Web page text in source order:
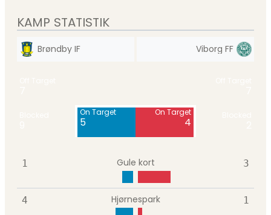
KAMP STATISTIK
Brøndby IF Viborg FF
On Target
5
On Target
4
1 Gule kort 3
4 Hjørnespark 1